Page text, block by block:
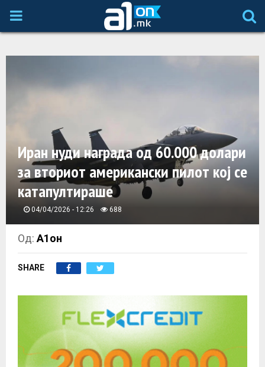
P
A
R
M
E
Иран нуди награда од 60.000 долари
за вториот американски пилот кој се
катапултираше
04/04/2026 - 12:26 688
Од:А1он
SHARE